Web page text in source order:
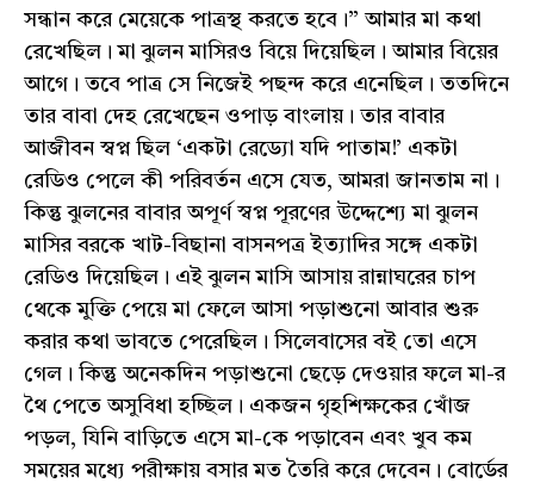
সন্ধান করে মেয়েকে পাত্রস্থ করতে হবে।” আমার মা কথা
রেখেছিল। মা ঝুলন মাসিরও বিয়ে দিয়েছিল। আমার বিয়ের
আগে। তবে পাত্র সে নিজেই পছন্দ করে এনেছিল। ততদিনে
তার বাবা দেহ রেখেছেন ওপাড় বাংলায়। তার বাবার
আজীবন স্বপ্ন ছিল ‘একটা রেড্যো যদি পাতাম!’ একটা
রেডিও পেলে কী পরিবর্তন এসে যেত, আমরা জানতাম না।
কিন্তু ঝুলনের বাবার অপূর্ণ স্বপ্ন পূরণের উদ্দেশ্যে মা ঝুলন
মাসির বরকে খাট-বিছানা বাসনপত্র ইত্যাদির সঙ্গে একটা
রেডিও দিয়েছিল। এই ঝুলন মাসি আসায় রান্নাঘরের চাপ
থেকে মুক্তি পেয়ে মা ফেলে আসা পড়াশুনো আবার শুরু
করার কথা ভাবতে পেরেছিল। সিলেবাসের বই তো এসে
গেল। কিন্তু অনেকদিন পড়াশুনো ছেড়ে দেওয়ার ফলে মা-র
থৈ পেতে অসুবিধা হচ্ছিল। একজন গৃহশিক্ষকের খোঁজ
পড়ল, যিনি বাড়িতে এসে মা-কে পড়াবেন এবং খুব কম
সময়ের মধ্যে পরীক্ষায় বসার মত তৈরি করে দেবেন। বোর্ডের